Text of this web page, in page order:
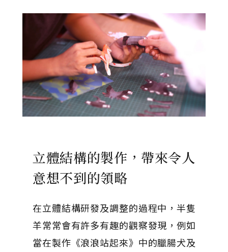
立體結構的製作，帶來令人
意想不到的領略
在立體結構研發及調整的過程中，半隻
羊常常會有許多有趣的觀察發現，例如
當在製作《浪浪站起來》中的臘腸犬及